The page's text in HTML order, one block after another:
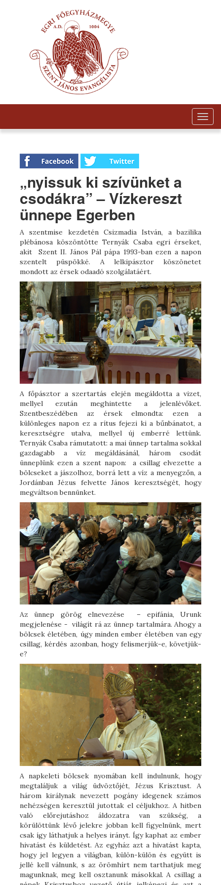
„nyissuk ki szívünket a
csodákra” – Vízkereszt
ünnepe Egerben
A szentmise kezdetén Csizmadia István, a bazilika
plébánosa köszöntötte Ternyák Csaba egri érseket,
akit Szent II. János Pál pápa 1993-ban ezen a napon
szentelt püspökké. A lelkipásztor köszönetet
mondott az érsek odaadó szolgálatáért.
A főpásztor a szertartás elején megáldotta a vizet,
mellyel ezután meghintette a jelenlévőket.
Szentbeszédében az érsek elmondta: ezen a
különleges napon ez a rítus fejezi ki a bűnbánatot, a
keresztségre utalva, mellyel új emberré lettünk.
Ternyák Csaba rámutatott: a mai ünnep tartalma sokkal
gazdagabb a víz megáldásánál, három csodát
ünneplünk ezen a szent napon: a csillag elvezette a
bölcseket a jászolhoz, borrá lett a víz a menyegzőn, a
Jordánban Jézus felvette János keresztségét, hogy
megváltson bennünket.
Az ünnep görög elnevezése – epifánia, Urunk
megjelenése - világít rá az ünnep tartalmára. Ahogy a
bölcsek életében, úgy minden ember életében van egy
csillag, kérdés azonban, hogy felismerjük-e, követjük-
e?
A napkeleti bölcsek nyomában kell indulnunk, hogy
megtaláljuk a világ üdvöztőjét, Jézus Krisztust. A
három királynak nevezett pogány idegenek számos
nehézségen keresztül jutottak el céljukhoz. A hitben
való előrejutáshoz áldozatra van szükség, a
körülöttünk lévő jelekre jobban kell figyelnünk, mert
csak így láthatjuk a helyes irányt. Így kaphat az ember
hivatást és küldetést. Az egyház azt a hivatást kapta,
hogy jel legyen a világban, külön-külön és együtt is
jellé kell válnunk, s az örömhírt nem tarthatjuk meg
magunknak, meg kell osztanunk másokkal. A csillag a